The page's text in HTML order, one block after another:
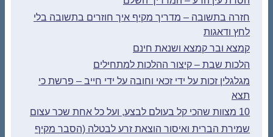
חזרה בתשובה – מדריך מקיף איך חוזרים בתשובה בלי
לחץ ודאגות
קמצא ובר קמצא ושנאת חינם
הלכות שבת – קיצור ההלכות למתחילים
מגלגלין זכות על ידי זכאי וחובה על ידי חייב – פרשת כי
תצא
10 מצוות שהכי קל בעולם לבצע, ועל כל אחת שכר עצום
שמירת הברית ואיסור הוצאת זרע לבטלה (הסבר מקיף